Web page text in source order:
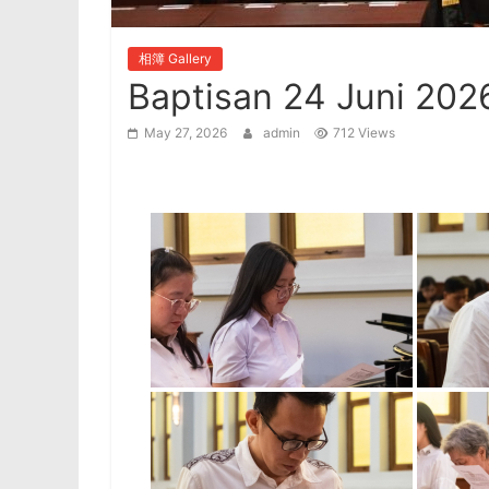
相簿 Gallery
Baptisan 24 Juni
May 27, 2026 admin 712 Views